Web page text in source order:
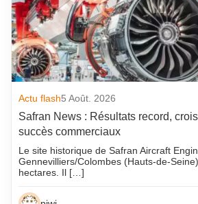
Actu flash5 Août. 2026
Safran News : Résultats record,
succès commerciaux
Le site historique de Safran Aircraft
Gennevilliers/Colombes (Hauts-de-
hectares. Il […]